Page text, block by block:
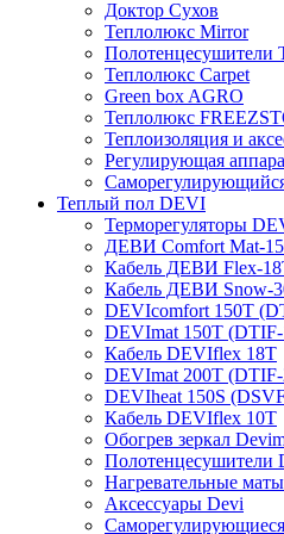
Доктор Сухов
Теплолюкс Mirror
Полотенцесушители
Теплолюкс Carpet
Green box AGRO
Теплолюкс
Теплоизоляция и
Регулирующая
Теплый пол DEVI
Терморегуляторы
ДЕВИ Comfort Mat-
Кабель ДЕВИ Flex-
Кабель ДЕВИ Snow-
DEVIcomfort 150T
DEVImat 150T
Кабель DEVIflex 18T
DEVImat 200T
DEVIheat 150S
Кабель DEVIflex 10T
Обогрев зеркал
Полотенцесушители
Нагревательные
Аксессуары Devi